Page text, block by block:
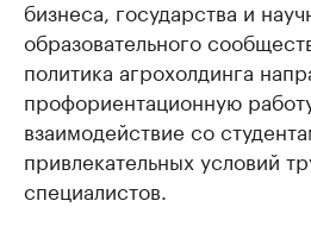
бизнеса, государства и
образовательного
политика агрохолдинга
профориентационную
взаимодействие со
привлекательных условий
специалистов.